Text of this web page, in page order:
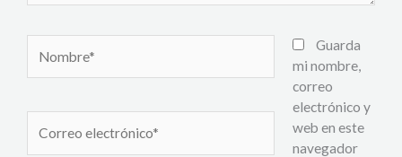
electrónico*
Guarda
mi nombre,
correo
electrónico y
web en este
navegador